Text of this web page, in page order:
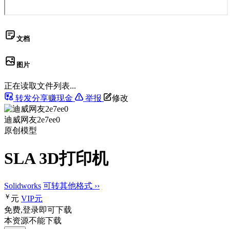
文档
图片
正在读取文件列表...
转发分享赚现金
举报 修改
迪威网友2e7ee0
原创模型
SLA 3D打印机
Solidworks 可转其他格式 ››
￥ 元 VIP元
免费,登录即可下载
本资源不能下载